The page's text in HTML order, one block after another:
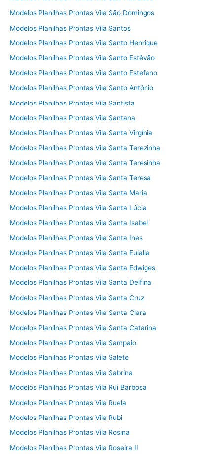
Modelos Planilhas Prontas Vila São Domingos
Modelos Planilhas Prontas Vila Santos
Modelos Planilhas Prontas Vila Santo Henrique
Modelos Planilhas Prontas Vila Santo Estêvão
Modelos Planilhas Prontas Vila Santo Estefano
Modelos Planilhas Prontas Vila Santo Antônio
Modelos Planilhas Prontas Vila Santista
Modelos Planilhas Prontas Vila Santana
Modelos Planilhas Prontas Vila Santa Virgínia
Modelos Planilhas Prontas Vila Santa Terezinha
Modelos Planilhas Prontas Vila Santa Teresinha
Modelos Planilhas Prontas Vila Santa Teresa
Modelos Planilhas Prontas Vila Santa Maria
Modelos Planilhas Prontas Vila Santa Lúcia
Modelos Planilhas Prontas Vila Santa Isabel
Modelos Planilhas Prontas Vila Santa Ines
Modelos Planilhas Prontas Vila Santa Eulalia
Modelos Planilhas Prontas Vila Santa Edwiges
Modelos Planilhas Prontas Vila Santa Delfina
Modelos Planilhas Prontas Vila Santa Cruz
Modelos Planilhas Prontas Vila Santa Clara
Modelos Planilhas Prontas Vila Santa Catarina
Modelos Planilhas Prontas Vila Sampaio
Modelos Planilhas Prontas Vila Salete
Modelos Planilhas Prontas Vila Sabrina
Modelos Planilhas Prontas Vila Rui Barbosa
Modelos Planilhas Prontas Vila Ruela
Modelos Planilhas Prontas Vila Rubi
Modelos Planilhas Prontas Vila Rosina
Modelos Planilhas Prontas Vila Roseira II